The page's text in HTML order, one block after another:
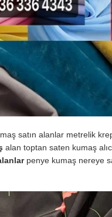
satın alanlar metrelik
alan toptan saten kumaş
penye kumaş nereye